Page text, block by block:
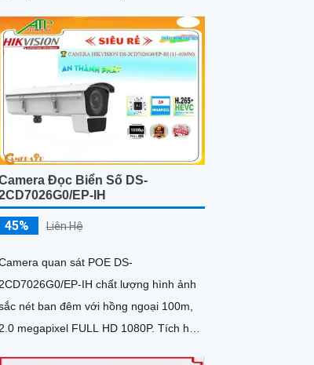
HD 1080P sắc nét và chính xác
Đọc Biển Số DS-
EP-IH
45% Liên Hệ
quan sát POE DS-
EP-IH chất lượng hình ảnh
nét ban đêm với hồng ngoại 100m,
megapixel FULL HD 1080P. Tích hợp